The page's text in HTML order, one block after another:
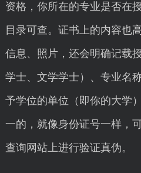
资格，你所在的专业是否在
目录可查。证书上的内容也
信息、照片，还会明确记载
学士、文学学士）、专业
予学位的单位（即你的大学
一的，就像身份证号一样，
查询网站上进行验证真伪。